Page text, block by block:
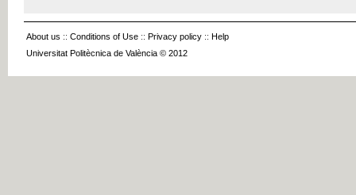
About us :: Conditions of Use :: Privacy policy :: Help
Universitat Politècnica de València © 2012